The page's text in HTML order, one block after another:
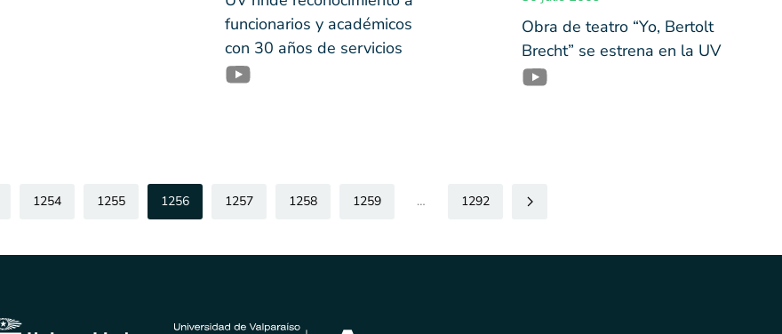
funcionarios y académicos
con 30 años de servicios
Obra de teatro “Yo, Bertolt
Brecht” se estrena en la UV
1254 1255 1256 1257 1258 1259 … 1292